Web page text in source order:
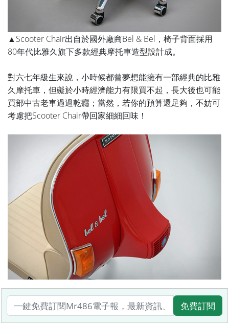
▲Scooter Chair出自於國外廠商Bel & Bel，椅子背面採用
80年代比雅久旗下多款經典摩托車造型設計成。
對六七年級生來說，小時候都曾夢想能擁有一部經典的比雅
久摩托車，但礙於小時經濟能力有限買不起，長大後也可能
買部中古老車過過乾癮；當然，若你的預算還足夠，不妨可
考慮把Scooter Chair帶回家細細回味！
免費訂閱